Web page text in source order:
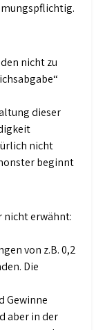
nicht zu
dieser
nicht
beginnt
nicht erwähnt:
von z.B. 0,2
Die
Gewinne
aber in der